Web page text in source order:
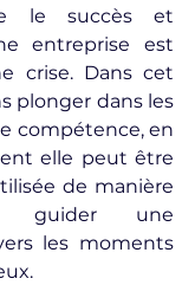
le succès et
entreprise est
crise. Dans cet
plonger dans les
compétence, en
elle peut être
de manière
guider une
les moments